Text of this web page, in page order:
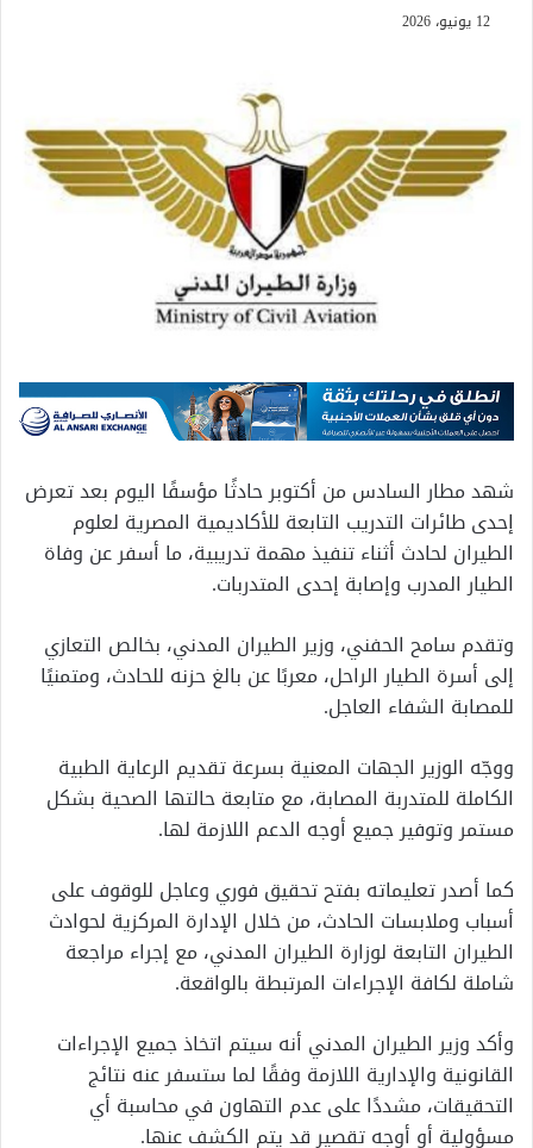
12 يونيو، 2026
شهد مطار السادس من أكتوبر حادثًا مؤسفًا اليوم بعد تعرض
إحدى طائرات التدريب التابعة للأكاديمية المصرية لعلوم
الطيران لحادث أثناء تنفيذ مهمة تدريبية، ما أسفر عن وفاة
الطيار المدرب وإصابة إحدى المتدربات.
وتقدم سامح الحفني، وزير الطيران المدني، بخالص التعازي
إلى أسرة الطيار الراحل، معربًا عن بالغ حزنه للحادث، ومتمنيًا
للمصابة الشفاء العاجل.
ووجّه الوزير الجهات المعنية بسرعة تقديم الرعاية الطبية
الكاملة للمتدربة المصابة، مع متابعة حالتها الصحية بشكل
مستمر وتوفير جميع أوجه الدعم اللازمة لها.
كما أصدر تعليماته بفتح تحقيق فوري وعاجل للوقوف على
أسباب وملابسات الحادث، من خلال الإدارة المركزية لحوادث
الطيران التابعة لوزارة الطيران المدني، مع إجراء مراجعة
شاملة لكافة الإجراءات المرتبطة بالواقعة.
وأكد وزير الطيران المدني أنه سيتم اتخاذ جميع الإجراءات
القانونية والإدارية اللازمة وفقًا لما ستسفر عنه نتائج
التحقيقات، مشددًا على عدم التهاون في محاسبة أي
مسؤولية أو أوجه تقصير قد يتم الكشف عنها.